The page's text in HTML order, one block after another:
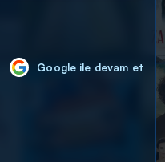
Google ile devam et